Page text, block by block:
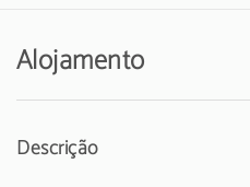
Alojamento
Descrição